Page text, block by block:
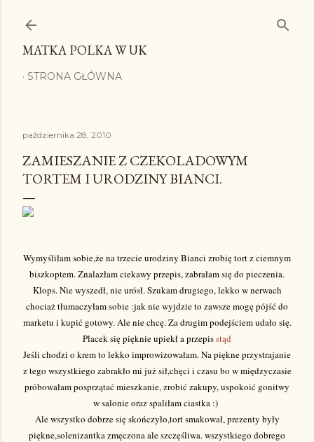
MATKA POLKA W UK
STRONA GŁÓWNA
października 28, 2010
ZAMIESZANIE Z CZEKOLADOWYM
TORTEM I URODZINY BIANCI.
Wymyśliłam sobie,że na trzecie urodziny Bianci zrobię tort z ciemnym
biszkoptem. Znalazłam ciekawy przepis, zabrałam się do pieczenia.
Klops. Nie wyszedł, nie urósł. Szukam drugiego, lekko w nerwach
chociaż tłumaczyłam sobie :jak nie wyjdzie to zawsze mogę pójść do
marketu i kupić gotowy. Ale nie chcę. Za drugim podejściem udało się.
Placek się pięknie upiekł a przepisstąd
Jeśli chodzi o krem to lekko improwizowałam. Na piękne przystrajanie
z tego wszystkiego zabrakło mi już sił,chęci i czasu bo w międzyczasie
próbowałam posprzątać mieszkanie, zrobić zakupy, uspokoić gonitwy
w salonie oraz spaliłam ciastka :)
Ale wszystko dobrze się skończyło,tort smakował, prezenty były
piękne,solenizantka zmęczona ale szczęśliwa. wszystkiego dobrego